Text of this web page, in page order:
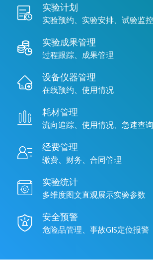
实验计划
实验预约、实验安排、试验监控
实验成果管理
过程跟踪、成果管理
设备仪器管理
在线预约、使用情况
耗材管理
流向追踪、使用情况、急速查
经费管理
缴费、财务、合同管理
实验统计
多维度图文直观展示实验参数
安全预警
危险品管理、事故GIS定位报警